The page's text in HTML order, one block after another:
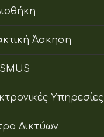
Άσκηση
Υπηρεσίες
Δικτύων